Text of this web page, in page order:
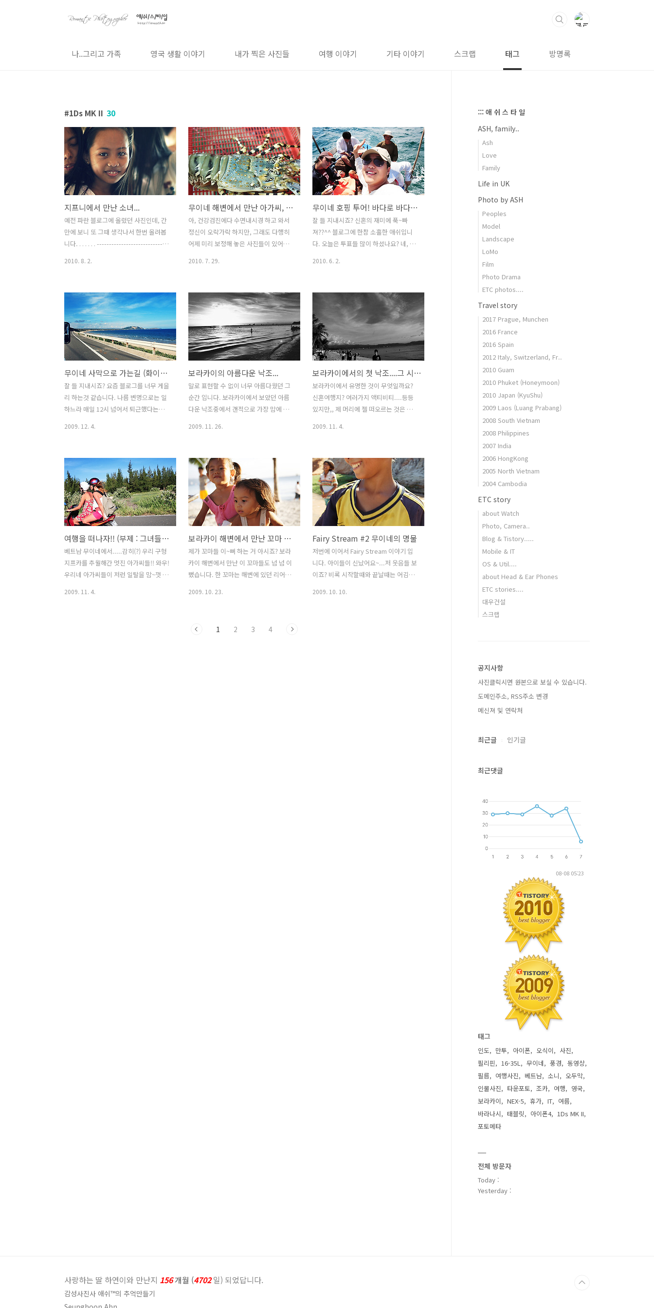
나..그리고 가족 영국 생활 이야기 내가 찍은 사진들 여행 이야기 기타 이야기 스크랩 태그 방명록
1Ds MK II 30
지프니에서 만난 소녀...
예전 파란 블로그에 올렸던 사진인데, 간
만에 보니 또 그때 생각나서 한번 올려봅
니다. . . . . . . ------------------------------
대학)의 가로수길에서 한참을 쉬다가.....
다른 곳으로 가기 위해서 탄 지프니.... 이
쁜 소녀가 타더랍니다. 외국인들 있는거
보고 깜짝 놀라더니... 카메라 들이대니...
아주 당황하더군요.. . . . . . . . . . . . . . . 그러
나, 곧 저를 보고 이렇게 스마일~~ 해 주
더군요^^ 머 아이들에게 비호감은 아니란
뜻이겠죠?^^ . . . . . . . . ...
2010. 8. 2.
무이네 해변에서 만난 아가씨, 황홀한 일몰, 그리고!! 랍스터!!
아, 건강검진에다 수면내시경 하고 와서
정신이 오락가락 하지만, 그래도 다행히
어제 미리 보정해 놓은 사진들이 있어서
막 날이었습니다. 야간버스를 타고 다시
호치민으로 향해야 했던 것이죠... 해변가
에서 만난 아가씨... 너무 귀여운 모습에
다가가서 사진기를 들이댑니다. 윽, 절 보
더니 울어버리는 이 아가씨... 음. 아가씨
사진 100% 성공률의 애쉬 신화가 여지없
이 깨지는 순간이군요... 거참, 꼬마 아가
씨들은 나 좋아해야 되는데.... 이제 나도
오빠가 아니라 아저씨라 그런가요? 쿨럭~
바닷가에서 조용히 일몰을 즐기는 베트남
사람들.... 여유롭기 그지 없습니다. 저도
2010. 7. 29.
무이네 호핑 투어! 바다로 바다로!!
잘 들 지내시죠? 신혼의 재미에 푹~빠
져??^^ 블로그에 한참 소홀한 애쉬입니
다. 오늘은 투표들 많이 하셨나요? 네, 전
한참입니다... 오늘은 오래만에 베트남 이
야기 좀 하렵니다^^ 제 여행사상 거의 처
음으로 편하게 쉰 곳, 바로 베트남의 무이
네 이야기 계속 할께요~ 바닷가에 편하게
쉬다가....그래도 바다로 한번 가야 하지
않겠냐~는 사람들의 의견을 모아.... 바다
로 호핑 투어 가기로 했습니다. 사실, 무이
네란 곳은 베트남의 타지처럼 여행 프로
그램이 발달해 있진 않습니다. 그냥 숙소
근처 배 가지고 있는 사람 눈에 띄어서 얼
마줄께~ 바다 이쁜데로 가자! 머 이런식이
2010. 6. 2.
무이네 사막으로 가는길 (화이트 샌드)
잘 들 지내시죠? 요즘 블로그를 너무 게을
리 하는것 같습니다. 나름 변명으로는 일
하느라 매일 12시 넘어서 퇴근했다는거
이런말들로 때우려고 합니다만^^ 네, 간
만에 사진 올려봅니다. 벌써 1주전에 올릴
거 만들어놨지만, 오늘 아침에야 조금 여
유가 되어서 적어봅니다. 2008년 여행했
던 베트남 남부 여행중 "무이네" 이야기
입니다. 무이네에는 아주 유명한 곳이 있
습니다. 바로 이 화이트샌드라는 사막인
데요.. 그리 크지도 않은 사막이 해변에 있
어서 사람들을 놀라게 한답니다. 저도 바
로 그곳으로 찾아가려 합니다. 하늘이 정
말 아름답지 않아요? 이 무이네의 정말 큰
2009. 12. 4.
보라카이의 아름다운 낙조...
말로 표현할 수 없이 너무 아름다웠던 그
순간 입니다. 보라카이에서 보았던 아름
다운 낙조중에서 갠적으로 가장 맘에 드
2009. 11. 26.
보라카이에서의 첫 낙조....그 시작...
보라카이에서 유명한 것이 무엇일까요?
신혼여행지? 여러가지 액티비티....등등
있지만,, 제 머리에 젤 떠오르는 것은 무엇
점 어두워져 갑니다. 아직 해변에는 수 많
은 사람들이 그들만의 여유를 즐기고 있
습니다. 사람 그림자가 길~~~~~게 늘어
진 거 보이시죠? 네, 제가 그토록 기다리
던 저녁이 오고 있습니다. 저 멀리 아직도
강렬한....그러나 이제 막바지를 보여주던
햇님.... 지는 해 앞의 모든 것이 황금빛으
로 물들어 갑니다. 왜 아시죠? 카메라의
노출을 아~주 밝은곳을 기준으로 삼으면
다른 주변의 것은 어두워지는.... 이른바
실루엣 현상? 사진과는 달리 사람들의 눈
2009. 11. 4.
여행을 떠나자!! (부제 : 그녀들만의 라이딩!)
베트남 무이네에서.....감히(?) 우리 구형
지프카를 추월해간 멋진 아가씨들!! 와우!
우리네 아가씨들이 저런 일탈을 맘~껏 꿈
2009. 11. 4.
보라카이 해변에서 만난 꼬마 이야기..
제가 꼬마들 이~뻐 하는 거 아시죠? 보라
카이 해변에서 만난 이 꼬마들도 넘 넘 이
뻤습니다. 한 꼬마는 해변에 있던 리어카
떠 먹고 있습니다. 아, 맛있다....아.저.띠
2009. 10. 23.
Fairy Stream #2 무이네의 명물
저번에 이어서 Fairy Stream 이야기 입
니다. 아이들이 신났어요~...저 웃음들 보
이죠? 비록 시작할때와 끝날때는 어김없
2009. 10. 10.
1 2 3 4
::: 애 쉬 스 타 일
ASH, family..
Ash
Love
Family
Life in UK
Photo by ASH
Peoples
Model
Landscape
LoMo
Film
Photo Drama
ETC photos....
Travel story
2017 Prague, Munchen
2016 France
2016 Spain
2012 Italy, Switzerland, Fr..
2010 Guam
2010 Phuket (Honeymoon)
2010 Japan (KyuShu)
2009 Laos (Luang Prabang)
2008 South Vietnam
2008 Philippines
2007 India
2006 HongKong
2005 North Vietnam
2004 Cambodia
ETC story
about Watch
Photo, Camera..
Blog & Tistory.....
Mobile & IT
OS & Util....
about Head & Ear Phones
ETC stories....
대우건설
스크랩
공지사항
사진클릭시면 원본으로 보실 수 있습니다.
도메인주소, RSS주소 변경
메신져 및 연락처
최근글 인기글
최근댓글
08-08 05:23
태그
인도 만투 아이폰 오식이
사진
필리핀
16-35L 무이네 풍경
동영상
필름
여행사진 베트남 소니
오두막
인물사진
타운포토 조카 여행
영국
보라카이
NEX-5 휴가 IT
여름
바라나시
태블릿 아이폰4
1Ds MK II
포토메타
전체 방문자
Today :
Yesterday :
사랑하는 딸 하연이와 만난지 156개월 (4702일) 되었답니다.
감성사진사 애쉬™의 추억만들기